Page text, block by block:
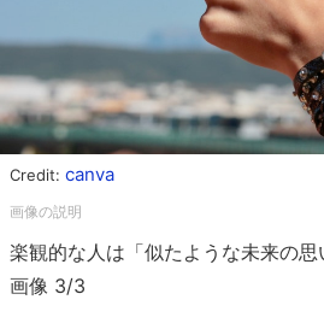
Credit: canva
楽観的な人は「似たような未来の
画像 3/3